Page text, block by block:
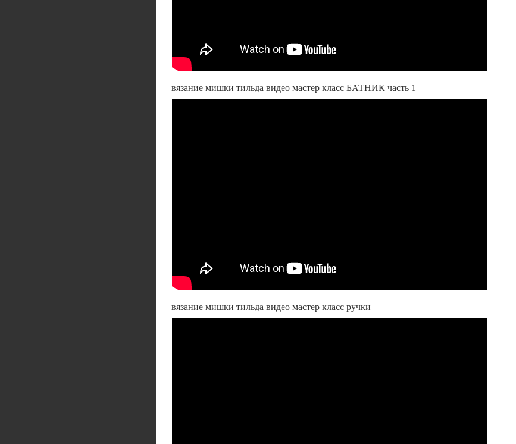
вязание мишки тильда видео мастер класс БАТНИК часть 1
вязание мишки тильда видео мастер класс ручки